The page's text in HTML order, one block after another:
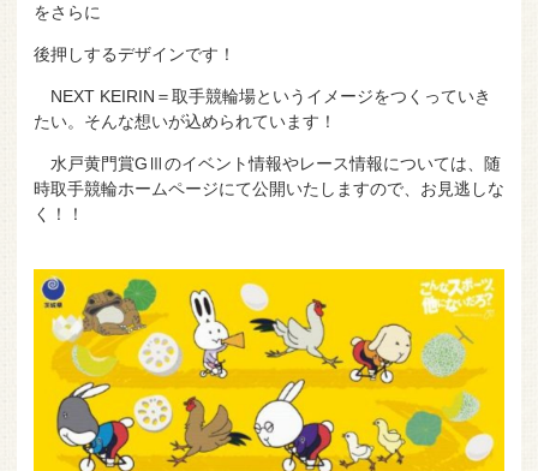
をさらに
後押しするデザインです！
NEXT KEIRIN＝取手競輪場というイメージをつくっていき
たい。そんな想いが込められています！
水戸黄門賞GⅢのイベント情報やレース情報については、随
時取手競輪ホームページにて公開いたしますので、お見逃しな
く！！